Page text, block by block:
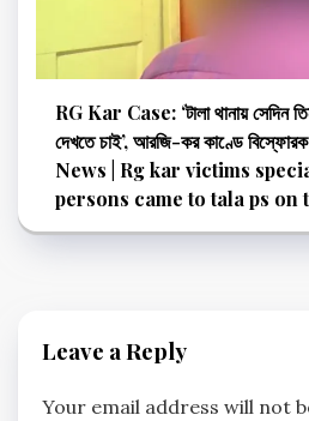
RG Kar Case: ‘টালা থানায় সেদিন
দেখতে চাই’, আরজি-কর কাণ্ডে
News | Rg kar victims
persons came to tala ps on
Leave a Reply
Your email address will not